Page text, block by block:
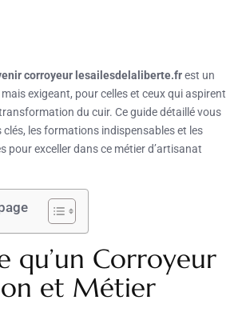
corroyeur lesailesdelaliberte.frest un
exigeant, pour celles et ceux qui aspirent
du cuir. Ce guide détaillé vous
clés, les formations indispensables et les
pour exceller dans ce métier d’artisanat
qu’un Corroyeur
et Métier